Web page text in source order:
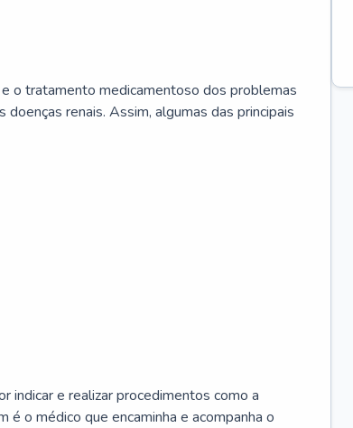
o tratamento medicamentoso dos problemas
renais. Assim, algumas das principais
indicar e realizar procedimentos como a
o médico que encaminha e acompanha o